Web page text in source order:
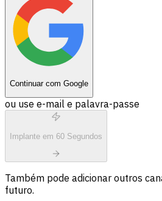
Continuar com Google
ou use e-mail e palavra-passe
Implante em 60 Segundos
Também pode adicionar outros
futuro.